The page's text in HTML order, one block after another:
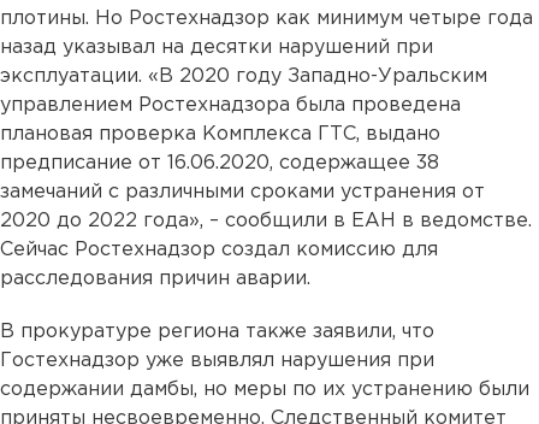
плотины. Но Ростехнадзор как минимум четыре года
назад указывал на десятки нарушений при
эксплуатации. «В 2020 году Западно-Уральским
управлением Ростехнадзора была проведена
плановая проверка Комплекса ГТС, выдано
предписание от 16.06.2020, содержащее 38
замечаний с различными сроками устранения от
2020 до 2022 года», – сообщили в ЕАН в ведомстве.
Сейчас Ростехнадзор создал комиссию для
расследования причин аварии.
В прокуратуре региона также заявили, что
Гостехнадзор уже выявлял нарушения при
содержании дамбы, но меры по их устранению были
приняты несвоевременно. Следственный комитет